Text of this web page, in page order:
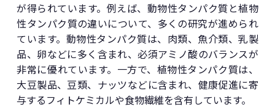
が得られています。例えば、動物性タンパク質と植物
性タンパク質の違いについて、多くの研究が進められ
ています。動物性タンパク質は、肉類、魚介類、乳製
品、卵などに多く含まれ、必須アミノ酸のバランスが
非常に優れています。一方で、植物性タンパク質は、
大豆製品、豆類、ナッツなどに含まれ、健康促進に寄
与するフィトケミカルや食物繊維を含有しています。